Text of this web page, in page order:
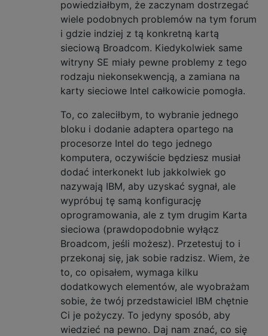
powiedziałbym, że zaczynam dostrzegać
wiele podobnych problemów na tym forum
i gdzie indziej z tą konkretną kartą
sieciową Broadcom. Kiedykolwiek same
witryny SE miały pewne problemy z tego
rodzaju niekonsekwencją, a zamiana na
karty sieciowe Intel całkowicie pomogła.
To, co zaleciłbym, to wybranie jednego
bloku i dodanie adaptera opartego na
procesorze Intel do tego jednego
komputera, oczywiście będziesz musiał
dodać interkonekt lub jakkolwiek go
nazywają IBM, aby uzyskać sygnał, ale
wypróbuj tę samą konfigurację
oprogramowania, ale z tym drugim Karta
sieciowa (prawdopodobnie wyłącz
Broadcom, jeśli możesz). Przetestuj to i
przekonaj się, jak sobie radzisz. Wiem, że
to, co opisałem, wymaga kilku
dodatkowych elementów, ale wyobrażam
sobie, że twój przedstawiciel IBM chętnie
Ci je pożyczy. To jedyny sposób, aby
wiedzieć na pewno. Daj nam znać, co się